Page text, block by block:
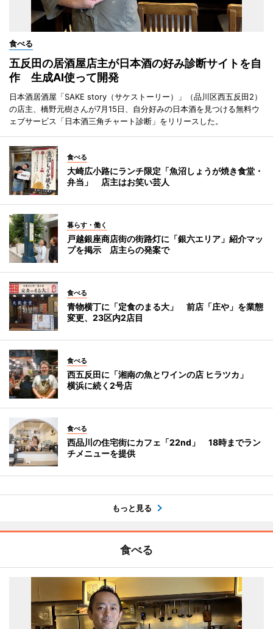
食べる
五反田の居酒屋店主が日本酒の好み診断サイトを自
作 生成AI使って開発
日本酒居酒屋「SAKE story（サケストーリー）」（品川区西五反田2）
の店主、橋野元樹さんが7月15日、自分好みの日本酒を見つける無料ウ
ェブサービス「日本酒三角チャート診断」をリリースした。
食べる
大崎広小路にランチ限定「魚沼しょうが焼き食堂・
弁当」 店主はお笑い芸人
暮らす・働く
戸越銀座商店街の街路灯に「銀六エリア」紹介マッ
プを掲示 店主らの発案で
食べる
青物横丁に「定食のまる大」 前店「庄や」を業態
変更、23区内2店目
食べる
西五反田に「湘南の魚とワインの店 ヒラツカ」
横浜に続く2号店
食べる
西品川の住宅街にカフェ「22nd」 18時までラン
チメニューを提供
もっと見る
食べる